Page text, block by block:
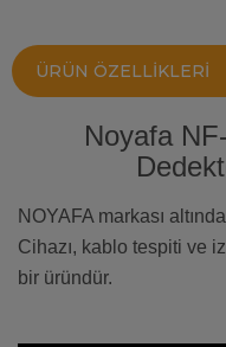
ÜRÜN ÖZELLIKLERI
Noyafa
NOYAFA markası
Cihazı, kablo tespiti ve
bir üründür.